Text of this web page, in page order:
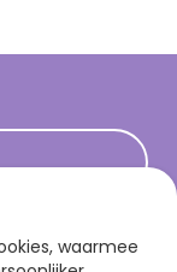
waarmee